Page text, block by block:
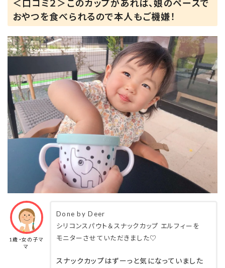
＜口コミ２＞このカップがあれば、娘のペースで
おやつを食べられるので本人もご機嫌！
1歳・女の子マ
マ
Done by Deer
シリコンスパウト＆スナックカップ エルフィーを
モニターさせていただきました♡
スナックカップはずーっと気になっていました